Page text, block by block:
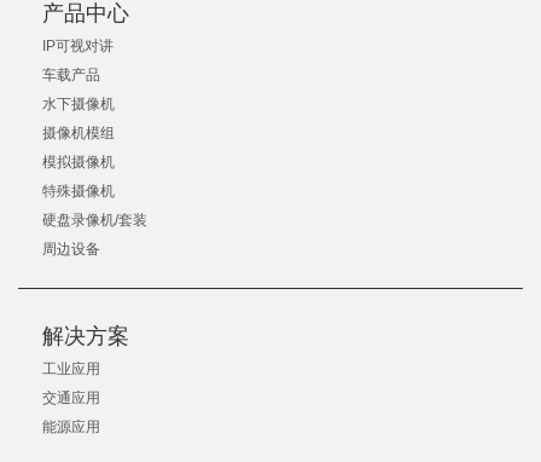
产品中心
IP可视对讲
车载产品
水下摄像机
摄像机模组
模拟摄像机
特殊摄像机
硬盘录像机/套装
周边设备
解决方案
工业应用
交通应用
能源应用